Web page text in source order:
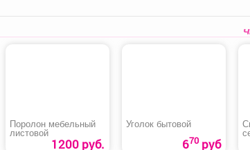
Поролон мебельный
листовой
1200 руб.
Уголок бытовой
670руб